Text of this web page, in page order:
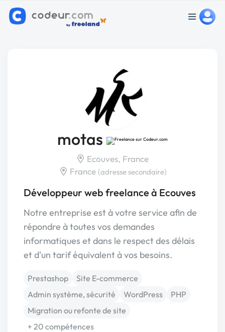
motas
Ecouves, France
France (adresse secondaire)
Développeur web freelance à Ecouves
Notre entreprise est à votre service afin de
répondre à toutes vos demandes
informatiques et dans le respect des délais
et d'un tarif équivalent à vos besoins.
Prestashop
Site E-commerce
Admin système, sécurité
WordPress
PHP
Migration ou refonte de site
+ 20 compétences